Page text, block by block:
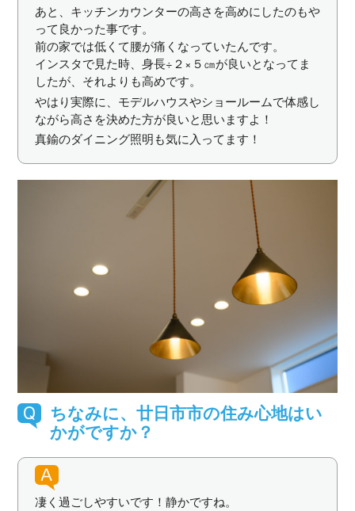
あと、キッチンカウンターの高さを高めにしたのもや
って良かった事です。
前の家では低くて腰が痛くなっていたんです。
インスタで見た時、身長÷２×５㎝が良いとなってま
したが、それよりも高めです。
やはり実際に、モデルハウスやショールームで体感し
ながら高さを決めた方が良いと思いますよ！
真鍮のダイニング照明も気に入ってます！
ちなみに、廿日市市の住み心地はい
かがですか？
凄く過ごしやすいです！静かですね。